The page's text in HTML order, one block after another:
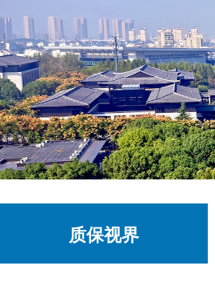
质保视界